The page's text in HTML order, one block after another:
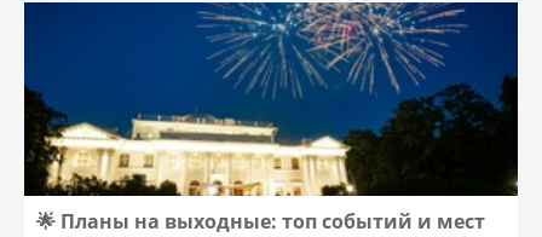
🌟 Планы на выходные: топ событий и мест